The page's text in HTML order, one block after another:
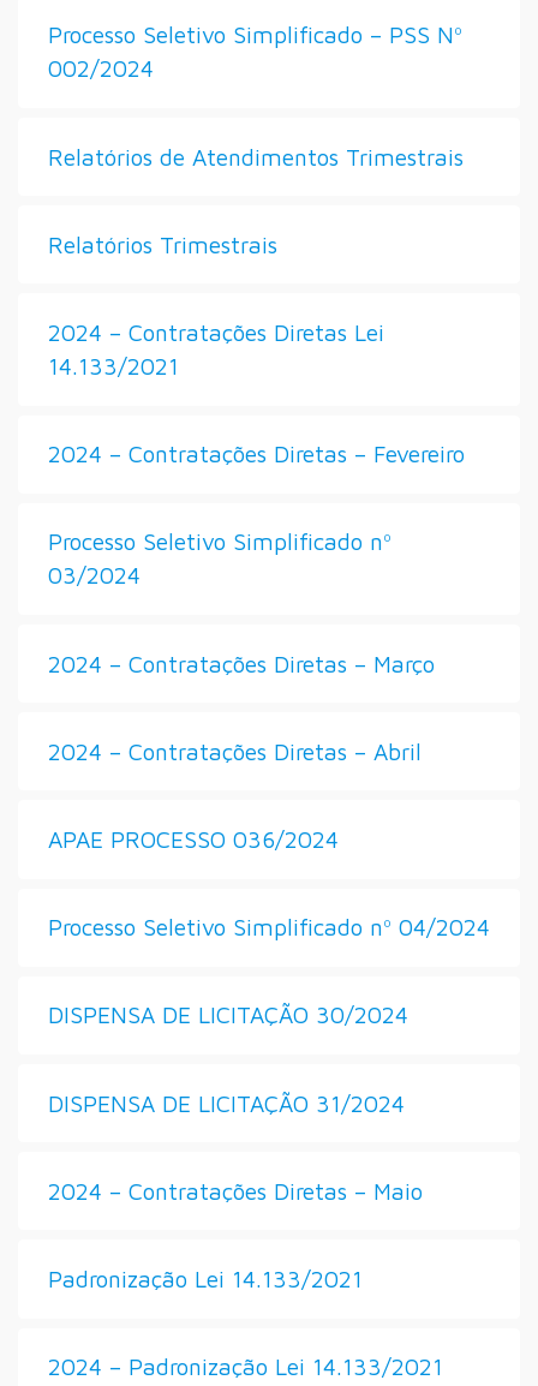
Processo Seletivo Simplificado – PSS Nº
002/2024
Relatórios de Atendimentos Trimestrais
Relatórios Trimestrais
2024 – Contratações Diretas Lei
14.133/2021
2024 – Contratações Diretas – Fevereiro
Processo Seletivo Simplificado nº
03/2024
2024 – Contratações Diretas – Março
2024 – Contratações Diretas – Abril
APAE PROCESSO 036/2024
Processo Seletivo Simplificado nº 04/2024
DISPENSA DE LICITAÇÃO 30/2024
DISPENSA DE LICITAÇÃO 31/2024
2024 – Contratações Diretas – Maio
Padronização Lei 14.133/2021
2024 – Padronização Lei 14.133/2021